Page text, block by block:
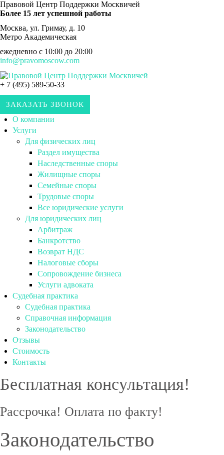
Правовой Центр Поддержки Москвичей
Более 15 лет успешной работы
Москва, ул. Гримау, д. 10
Метро Академическая
ежедневно с 10:00 до 20:00
info@pravomoscow.com
+ 7 (495) 589-50-33
ЗАКАЗАТЬ ЗВОНОК
О компании
Услуги
Для физических лиц
Раздел имущества
Наследственные споры
Жилищные споры
Семейные споры
Трудовые споры
Все юридические услуги
Для юридических лиц
Арбитраж
Банкротство
Возврат НДС
Налоговые сборы
Сопровождение бизнеса
Услуги адвоката
Судебная практика
Судебная практика
Справочная информация
Законодательство
Отзывы
Стоимость
Контакты
Бесплатная консультация!
Рассрочка! Оплата по факту!
Законодательство